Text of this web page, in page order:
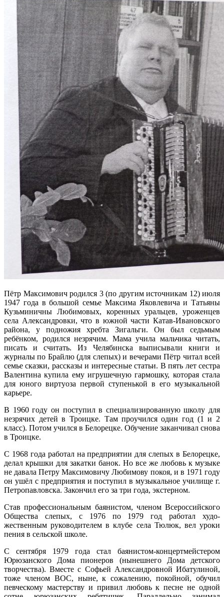
Пётр Максимович родился 3 (по другим источникам 12) июля
1947 года в большой семье Максима Яковлевича и Татьяны
Кузьминичны Любимовых, коренных уральцев, уроженцев
села Александровки, что в южной части Катав-Ивановского
района, у подножия хребта Зигальги. Он был седьмым
ребёнком, родился незрячим. Мама учила мальчика читать,
писать и считать. Из Челябинска выписывали книги и
журналы по Брайлю (для слепых) и вечерами Пётр читал всей
семье сказки, рассказы и интересные статьи. В пять лет сестра
Валентина купила ему игрушечную гармошку, которая стала
для юного виртуоза первой ступенькой в его музыкальной
карьере.
В 1960 году он поступил в специализированную школу для
незрячих детей в Троицке. Там проучился один год (1 и 2
класс). Потом учился в Белорецке. Обучение заканчивал снова
в Троицке.
С 1968 года работал на предприятии для слепых в Белорецке,
делал крышки для закатки банок. Но все же любовь к музыке
не давала Петру Максимовичу Любимову покоя, и в 1971 году
он ушёл с предприятия и поступил в музыкальное училище г.
Петропавловска. Закончил его за три года, экстерном.
Став профессиональным баянистом, членом Всероссийского
Общества слепых, с 1976 по 1979 год работал худо­
жественным руководителем в клубе села Тюлюк, вел уроки
пения в сельской школе.
С сентября 1979 года стал баянистом-концертмейстером
Юрюзанского Дома пионеров (нынешнего Дома детского
творчества). Вместе с Софьей Александровной Ибатулиной,
тоже членом ВОС, ныне, к сожалению, покойной, обучил
певческому мастерству и привил любовь к песне не одной